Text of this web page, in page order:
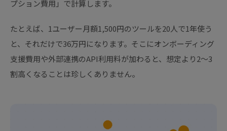
プション費用」で計算します。
たとえば、1ユーザー月額1,500円のツールを20人で1年使う
と、それだけで36万円になります。そこにオンボーディング
支援費用や外部連携のAPI利用料が加わると、想定より2〜3
割高くなることは珍しくありません。